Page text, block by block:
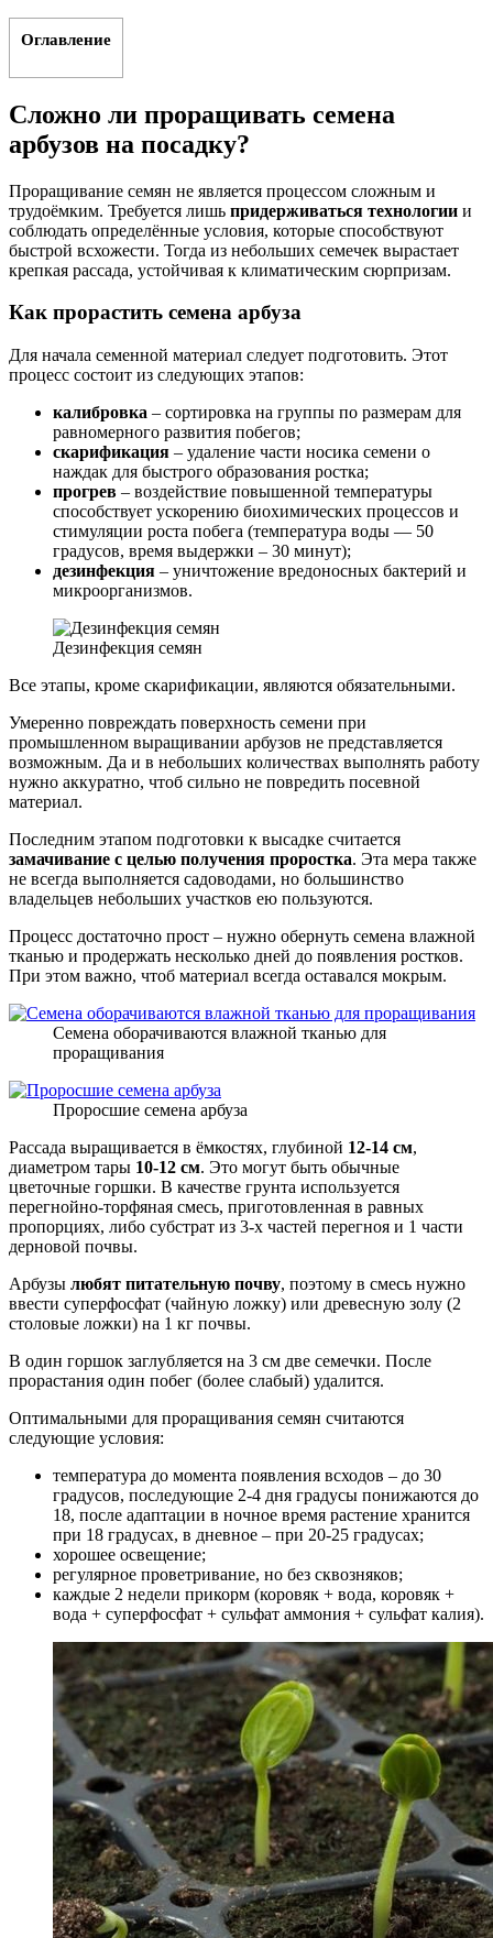
Оглавление
Сложно ли проращивать семена
арбузов на посадку?
Проращивание семян не является процессом сложным и
трудоёмким. Требуется лишь придерживаться технологии и
соблюдать определённые условия, которые способствуют
быстрой всхожести. Тогда из небольших семечек вырастает
крепкая рассада, устойчивая к климатическим сюрпризам.
Как прорастить семена арбуза
Для начала семенной материал следует подготовить. Этот
процесс состоит из следующих этапов:
калибровка – сортировка на группы по размерам для
равномерного развития побегов;
скарификация – удаление части носика семени о
наждак для быстрого образования ростка;
прогрев – воздействие повышенной температуры
способствует ускорению биохимических процессов и
стимуляции роста побега (температура воды — 50
градусов, время выдержки – 30 минут);
дезинфекция – уничтожение вредоносных бактерий и
микроорганизмов.
Дезинфекция семян
Все этапы, кроме скарификации, являются обязательными.
Умеренно повреждать поверхность семени при
промышленном выращивании арбузов не представляется
возможным. Да и в небольших количествах выполнять работу
нужно аккуратно, чтоб сильно не повредить посевной
материал.
Последним этапом подготовки к высадке считается
замачивание с целью получения проростка. Эта мера также
не всегда выполняется садоводами, но большинство
владельцев небольших участков ею пользуются.
Процесс достаточно прост – нужно обернуть семена влажной
тканью и продержать несколько дней до появления ростков.
При этом важно, чтоб материал всегда оставался мокрым.
Семена оборачиваются влажной тканью для
проращивания
Проросшие семена арбуза
Рассада выращивается в ёмкостях, глубиной 12-14 см,
диаметром тары 10-12 см. Это могут быть обычные
цветочные горшки. В качестве грунта используется
перегнойно-торфяная смесь, приготовленная в равных
пропорциях, либо субстрат из 3-х частей перегноя и 1 части
дерновой почвы.
Арбузы любят питательную почву, поэтому в смесь нужно
ввести суперфосфат (чайную ложку) или древесную золу (2
столовые ложки) на 1 кг почвы.
В один горшок заглубляется на 3 см две семечки. После
прорастания один побег (более слабый) удалится.
Оптимальными для проращивания семян считаются
следующие условия:
температура до момента появления всходов – до 30
градусов, последующие 2-4 дня градусы понижаются до
18, после адаптации в ночное время растение хранится
при 18 градусах, в дневное – при 20-25 градусах;
хорошее освещение;
регулярное проветривание, но без сквозняков;
каждые 2 недели прикорм (коровяк + вода, коровяк +
вода + суперфосфат + сульфат аммония + сульфат калия).